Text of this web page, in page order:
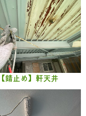
【錆止め】軒天井